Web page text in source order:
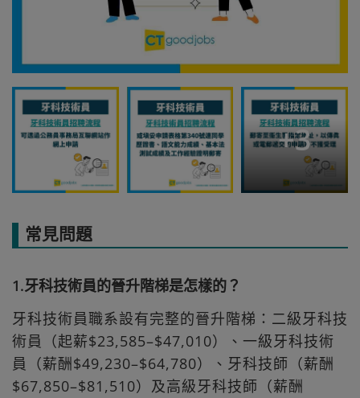
+3
常見問題
1.牙科技術員的晉升階梯是怎樣的？
牙科技術員職系設有完整的晉升階梯：二級牙科技
術員（起薪$23,585–$47,010）、一級牙科技術
員（薪酬$49,230–$64,780）、牙科技師（薪酬
$67,850–$81,510）及高級牙科技師（薪酬